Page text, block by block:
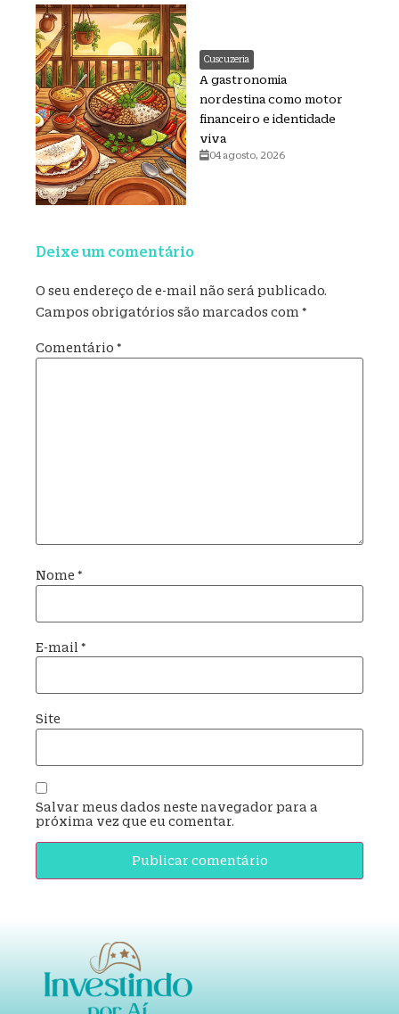
Cuscuzeria
A gastronomia
nordestina como motor
financeiro e identidade
viva
04 agosto, 2026
Deixe um comentário
O seu endereço de e-mail não será publicado.
Campos obrigatórios são marcados com *
Comentário *
Nome *
E-mail *
Site
Salvar meus dados neste navegador para a
próxima vez que eu comentar.